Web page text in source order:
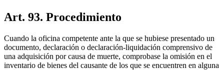
Art. 93. Procedimiento
Cuando la oficina competente ante la que se hubiese presentado un
documento, declaración o declaración-liquidación comprensivo de
una adquisición por causa de muerte, comprobase la omisión en el
inventario de bienes del causante de los que se encuentren en alguna